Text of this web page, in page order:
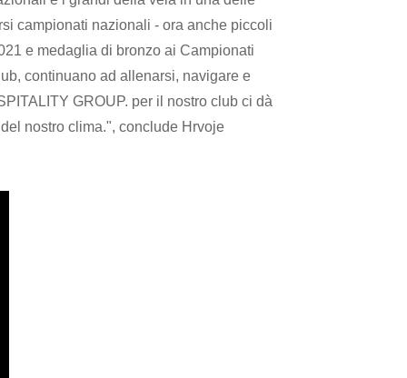
campionati nazionali - ora anche piccoli
e medaglia di bronzo ai Campionati
continuano ad allenarsi, navigare e
GROUP. per il nostro club ci dà
nostro clima.", conclude Hrvoje